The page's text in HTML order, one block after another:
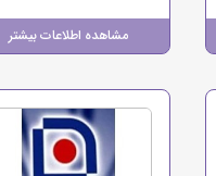
مشاهده اطلاعات بیشتر